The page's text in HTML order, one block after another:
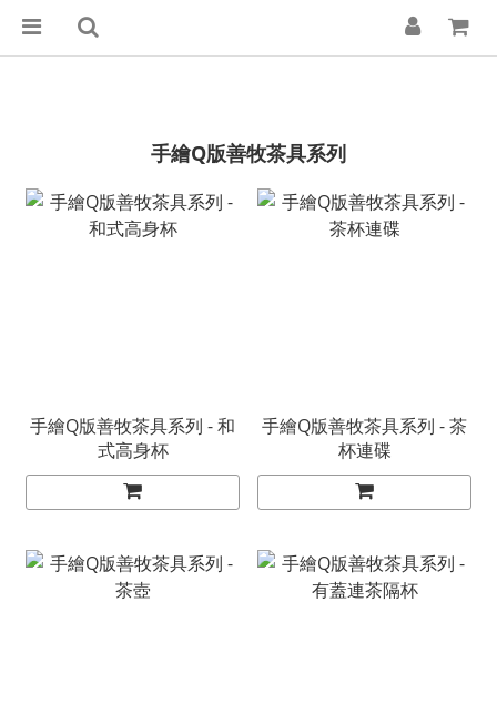
手繪Q版善牧茶具系列
手繪Q版善牧茶具系列 - 和
式高身杯
手繪Q版善牧茶具系列 - 茶
杯連碟